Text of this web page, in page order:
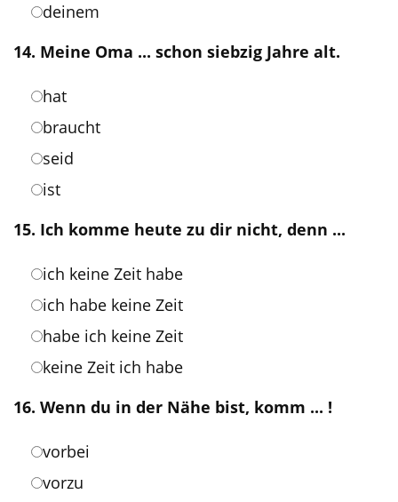
deinem
14. Meine Oma ... schon siebzig Jahre alt.
hat
braucht
seid
ist
15. Ich komme heute zu dir nicht, denn ...
ich keine Zeit habe
ich habe keine Zeit
habe ich keine Zeit
keine Zeit ich habe
16. Wenn du in der Nähe bist, komm ... !
vorbei
vorzu